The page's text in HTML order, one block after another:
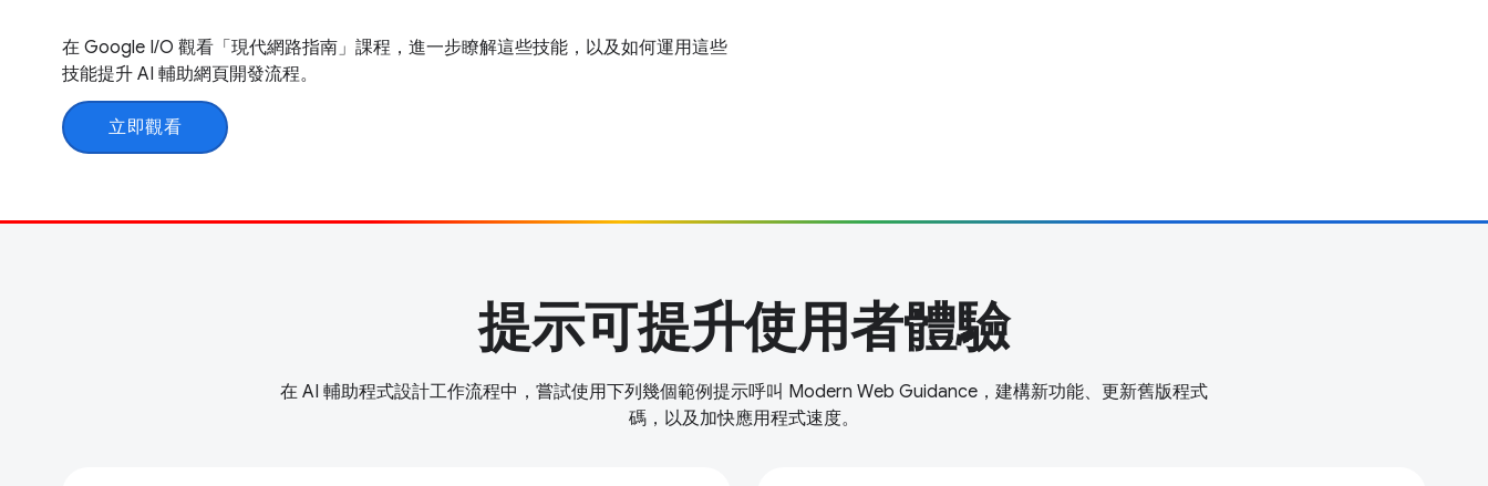
在 Google I/O 觀看「現代網路指南」課程，進一步瞭解這些技能，以及如何運用這些
技能提升 AI 輔助網頁開發流程。
立即觀看
提示可提升使用者體驗
在 AI 輔助程式設計工作流程中，嘗試使用下列幾個範例提示呼叫 Modern Web Guidance，建構新功能、更新舊版程式
碼，以及加快應用程式速度。